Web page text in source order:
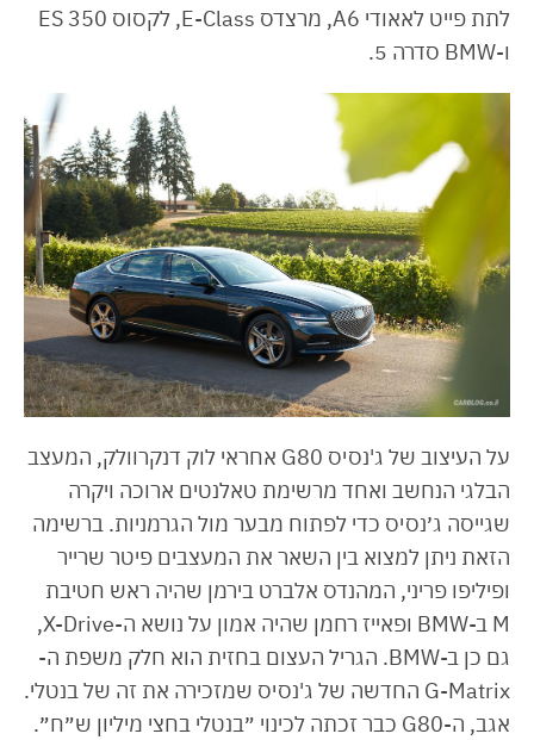
לתת פייט לאאודי A6, מרצדס E-Class, לקסוס ES 350
ו-BMW סדרה 5.
על העיצוב של ג'נסיס G80 אחראי לוק דנקרוולק, המעצב
הבלגי הנחשב ואחד מרשימת טאלנטים ארוכה ויקרה
שגייסה ג׳נסיס כדי לפתוח מבער מול הגרמניות. ברשימה
הזאת ניתן למצוא בין השאר את המעצבים פיטר שרייר
ופיליפו פריני, המהנדס אלברט בירמן שהיה ראש חטיבת
M ב-BMW ופאייז רחמן שהיה אמון על נושא ה-X-Drive,
גם כן ב-BMW. הגריל העצום בחזית הוא חלק משפת ה-
G-Matrix החדשה של ג'נסיס שמזכירה את זה של בנטלי.
אגב, ה-G80 כבר זכתה לכינוי ״בנטלי בחצי מיליון ש״ח״.